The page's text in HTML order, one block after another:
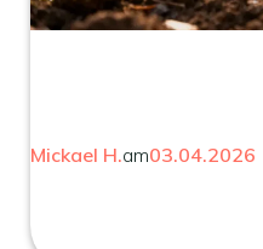
Mickael H.am03.04.2026